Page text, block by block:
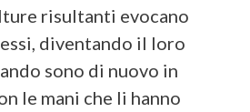
risultanti evocano
diventando il loro
sono di nuovo in
le mani che li hanno